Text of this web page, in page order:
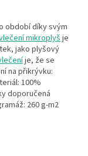
období díky svým
mikroplyšje
jako plyšový
je, že se
na přikrývku:
100%
doporučená
260 g-m2